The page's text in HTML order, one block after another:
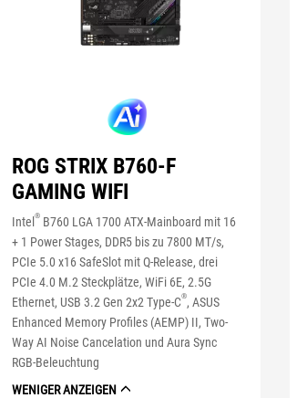
ROG STRIX B760-F
GAMING WIFI
Intel ®B760 LGA 1700 ATX-Mainboard mit 16
+ 1 Power Stages, DDR5 bis zu 7800 MT/s,
PCIe 5.0 x16 SafeSlot mit Q-Release, drei
PCIe 4.0 M.2 Steckplätze, WiFi 6E, 2.5G
Ethernet, USB 3.2 Gen 2x2 Type-C®, ASUS
Enhanced Memory Profiles (AEMP) II, Two-
Way AI Noise Cancelation und Aura Sync
RGB-Beleuchtung
WENIGER ANZEIGEN